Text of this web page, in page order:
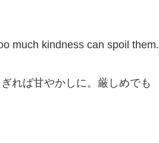
much kindness can spoil them.
れば甘やかしに。厳しめでも